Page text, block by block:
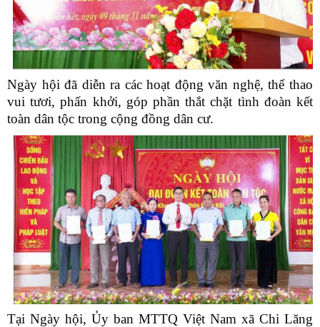
Ngày hội đã diễn ra các hoạt động văn nghệ, thể thao
vui tươi, phấn khởi, góp phần thắt chặt tình đoàn kết
toàn dân tộc trong cộng đồng dân cư.
Tại Ngày hội, Ủy ban MTTQ Việt Nam xã Chi Lăng